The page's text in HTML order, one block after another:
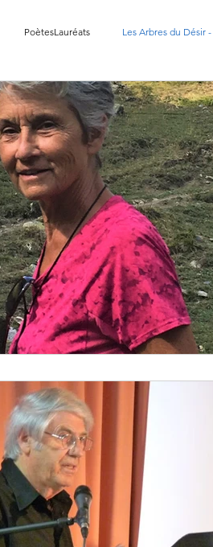
PoètesLauréats Les Arbres du Désir -
2025 Poetes Les Pennes Mirabeau 2026